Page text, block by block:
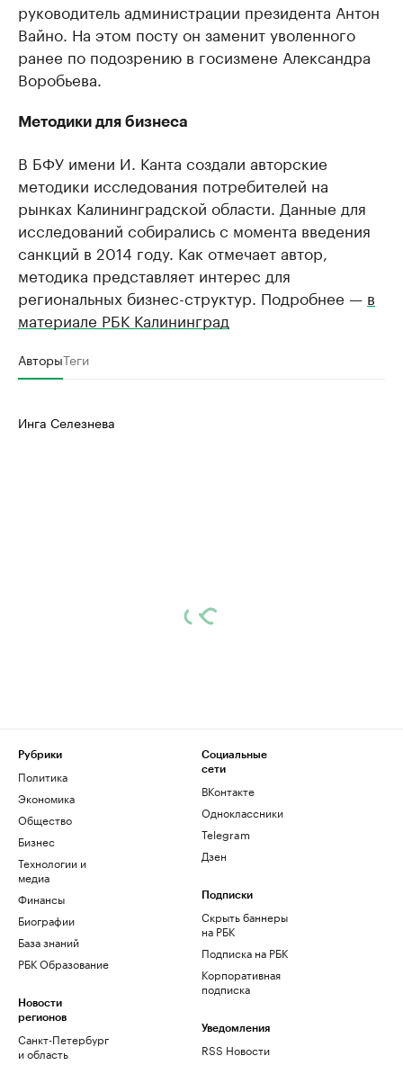
руководитель администрации президента Антон
Вайно. На этом посту он заменит уволенного
ранее по подозрению в госизмене Александра
Воробьева.
Методики для бизнеса
В БФУ имени И. Канта создали авторские
методики исследования потребителей на
рынках Калининградской области. Данные для
исследований собирались с момента введения
санкций в 2014 году. Как отмечает автор,
методика представляет интерес для
региональных бизнес-структур. Подробнее — в
материале РБК Калининград
АвторыТеги
Инга Селезнева
Рубрики
Политика
Экономика
Общество
Бизнес
Технологии и
медиа
Финансы
Биографии
База знаний
РБК Образование
Новости
регионов
Санкт-Петербург
и область
Социальные
сети
ВКонтакте
Одноклассники
Telegram
Дзен
Подписки
Скрыть баннеры
на РБК
Подписка на РБК
Корпоративная
подписка
Уведомления
RSS Новости